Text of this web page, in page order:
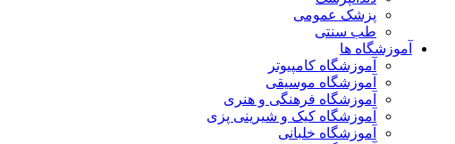
پزشک عمومی
طب سنتی
آموزشگاه ها
آموزشگاه کامپیوتر
آموزشگاه موسیقی
آموزشگاه فرهنگی و هنری
آموزشگاه کیک و شیرینی پزی
آموزشگاه خلبانی